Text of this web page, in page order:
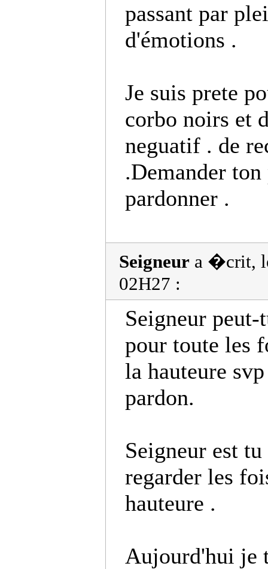
passant par
d'émotions .
Je suis prete
corbo noirs et
neguatif . de
.Demander
pardonner .
Seigneur a �crit,
02H27 :
Seigneur
pour toute les
la hauteure
pardon.
Seigneur est
regarder les
hauteure .
Aujourd'hui je